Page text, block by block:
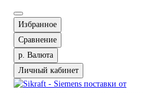
Избранное
Сравнение
р. Валюта
Личный кабинет